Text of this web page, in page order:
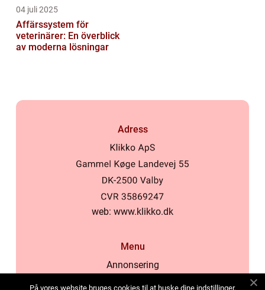
04 juli 2025
Affärssystem för
veterinärer: En överblick
av moderna lösningar
Adress
web: www.klikko.dk
Menu
Annonsering
På vores website bruges cookies til at huske dine indstillinger,